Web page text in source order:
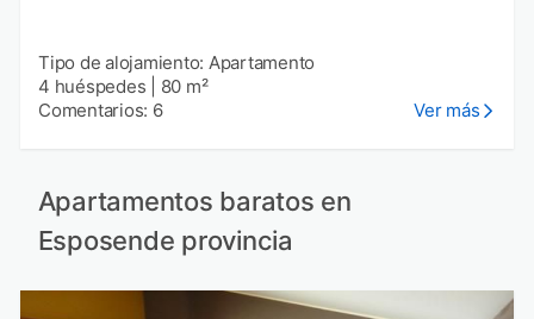
Tipo de alojamiento: Apartamento
4 huéspedes
80 m²
Comentarios: 6
Ver más
Apartamentos baratos en
Esposende provincia